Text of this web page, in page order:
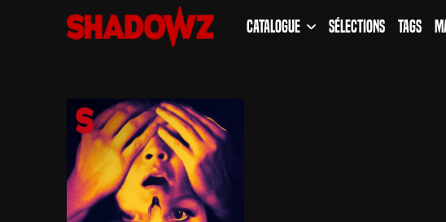
Catalogue Sélections Tags